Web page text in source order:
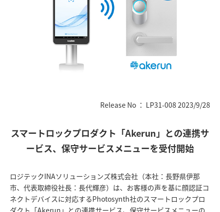
Release No ： LP31-008 2023/9/28
スマートロックプロダクト「Akerun」との連携サ
ービス、保守サービスメニューを受付開始
ロジテックINAソリューションズ株式会社（本社：長野県伊那
市、代表取締役社長：長代輝彦）は、お客様の声を基に顔認証コ
ネクトデバイスに対応するPhotosynth社のスマートロックプロ
ダクト「Akerun」との連携サービス、保守サービスメニューの